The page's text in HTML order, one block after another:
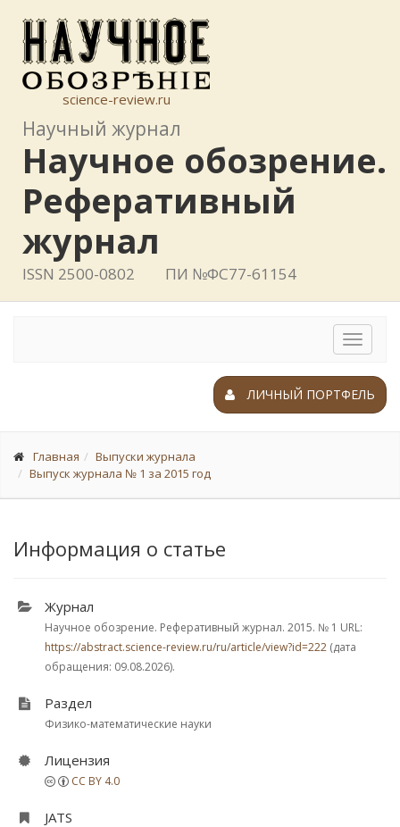
science-review.ru
Научный журнал
Научное обозрение.
Реферативный
журнал
ISSN 2500-0802 ПИ №ФС77-61154
Toggle
ЛИЧНЫЙ ПОРТФЕЛЬ
Главная
Выпуски журнала
Выпуск журнала № 1 за 2015 год
Информация о статье
Журнал
Научное обозрение. Реферативный журнал. 2015. № 1 URL:
https://abstract.science-review.ru/ru/article/view?id=222 (дата
обращения: 09.08.2026).
Раздел
Физико-математические науки
Лицензия
CC BY 4.0
JATS